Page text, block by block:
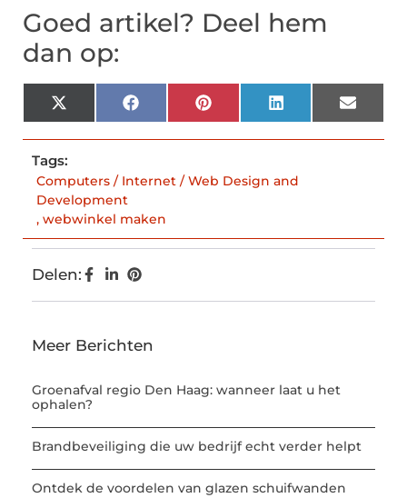
Goed artikel? Deel hem
dan op:
X
(Twitter)
FacebookPinterestLinkedInEmail
Tags:
Computers / Internet / Web Design and
Development
, webwinkel maken
Delen:
Meer Berichten
Groenafval regio Den Haag: wanneer laat u het
ophalen?
Brandbeveiliging die uw bedrijf echt verder helpt
Ontdek de voordelen van glazen schuifwanden